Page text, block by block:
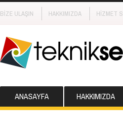
BİZE ULAŞIN HAKKIMIZDA HİZMET
ANASAYFA HAKKIMIZDA